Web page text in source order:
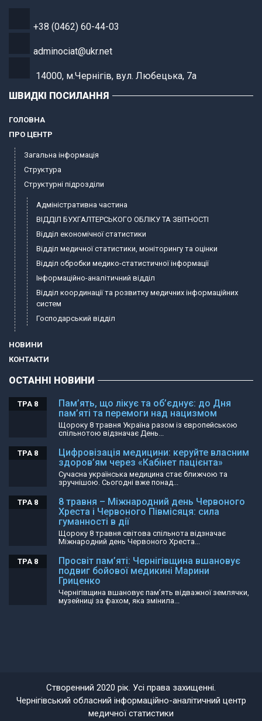
+38 (0462) 60-44-03
adminociat@ukr.net
14000, м.Чернігів, вул. Любецька, 7а
ШВИДКІ ПОСИЛАННЯ
ГОЛОВНА
ПРО ЦЕНТР
Загальна інформація
Структура
Структурні підрозділи
Адміністративна частина
ВІДДІЛ БУХГАЛТЕРСЬКОГО ОБЛІКУ ТА ЗВІТНОСТІ
Відділ економічної статистики
Відділ медичної статистики, моніторингу та оцінки
Відділ обробки медико-статистичної інформації
Інформаційно-аналітичний відділ
Відділ координації та розвитку медичних інформаційних
систем
Господарський відділ
НОВИНИ
КОНТАКТИ
ОСТАННІ НОВИНИ
Пам’ять, що лікує та об’єднує: до Дня
пам’яті та перемоги над нацизмом
ТРА 8
Щороку 8 травня Україна разом із європейською
спільнотою відзначає День...
Цифровізація медицини: керуйте власним
здоров’ям через «Кабінет пацієнта»
ТРА 8
Сучасна українська медицина стає ближчою та
зручнішою. Сьогодні вже понад...
8 травня – Міжнародний день Червоного
Хреста і Червоного Півмісяця: сила
гуманності в дії
ТРА 8
Щороку 8 травня світова спільнота відзначає
Міжнародний день Червоного Хреста...
Просвіт пам’яті: Чернігівщина вшановує
подвиг бойової медикині Марини
Гриценко
ТРА 8
Чернігівщина вшановує пам’ять відважної землячки,
музейниці за фахом, яка змінила...
Створенний 2020 рік. Усі права захищенні.
Чернігівський обласний інформаційно-аналітичний центр
медичної статистики